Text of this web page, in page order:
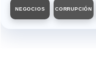
NEGOCIOS CORRUPCIÓN